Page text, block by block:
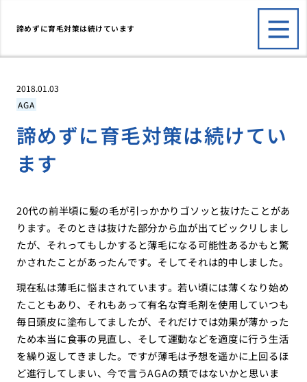
諦めずに育毛対策は続けています
2018.01.03
AGA
諦めずに育毛対策は続けてい
ます
20代の前半頃に髪の毛が引っかかりゴソッと抜けたことがあ
ります。そのときは抜けた部分から血が出てビックリしまし
たが、それってもしかすると薄毛になる可能性あるかもと驚
かされたことがあったんです。そしてそれは的中しました。
現在私は薄毛に悩まされています。若い頃には薄くなり始め
たこともあり、それもあって有名な育毛剤を使用していつも
毎日頭皮に塗布してましたが、それだけでは効果が薄かった
ため本当に食事の見直し、そして運動などを適度に行う生活
を繰り返してきました。ですが薄毛は予想を遥かに上回るほ
ど進行してしまい、今で言うAGAの類ではないかと思いま